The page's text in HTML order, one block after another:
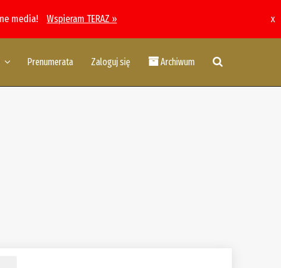
media! Wspieram TERAZ » x
Prenumerata Zaloguj się Archiwum